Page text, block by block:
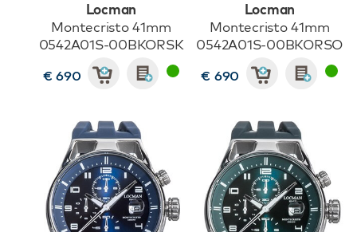
Locman
Montecristo 41mm
0542A01S-00BKORSK
€ 690
Locman
Montecristo 41mm
0542A01S-00BKORSO
€ 690